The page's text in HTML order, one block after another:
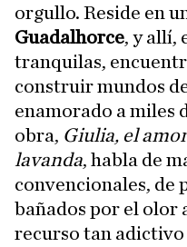
orgullo. Reside en
Guadalhorce, y allí,
tranquilas,
construir mundos
enamorado a miles
obra, Giulia, el
lavanda, habla de
convencionales, de
bañados por el olor
recurso tan